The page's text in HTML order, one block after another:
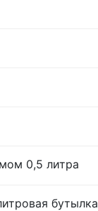
0,5 литра
бутылка